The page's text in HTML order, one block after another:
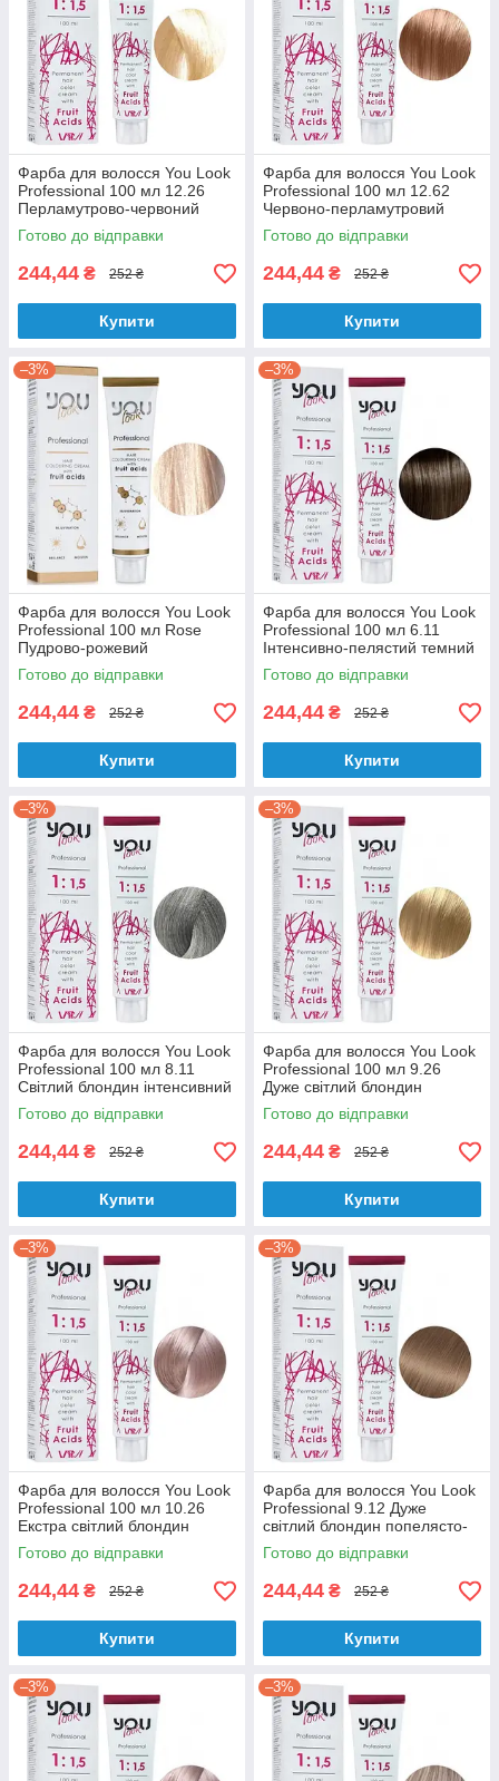
Фарба для волосся You Look
Professional 100 мл 12.26
Перламутрово-червоний
суперосвітлювальний
блондин
Готово до відправки
244,44 ₴ 252 ₴
Купити
Фарба для волосся You Look
Professional 100 мл 12.62
Червоно-перламутровий
суперосвітлювальний
блондин
Готово до відправки
244,44 ₴ 252 ₴
Купити
–3%
Фарба для волосся You Look
Professional 100 мл Rose
Пудрово-рожевий
Готово до відправки
244,44 ₴ 252 ₴
Купити
–3%
Фарба для волосся You Look
Professional 100 мл 6.11
Інтенсивно-пелястий темний
блодин
Готово до відправки
244,44 ₴ 252 ₴
Купити
–3%
Фарба для волосся You Look
Professional 100 мл 8.11
Світлий блондин інтенсивний
попелястий
Готово до відправки
244,44 ₴ 252 ₴
Купити
–3%
Фарба для волосся You Look
Professional 100 мл 9.26
Дуже світлий блондин
перламутрово-рожевий
Готово до відправки
244,44 ₴ 252 ₴
Купити
–3%
Фарба для волосся You Look
Professional 100 мл 10.26
Екстра світлий блондин
перламутрово-рожевий
Готово до відправки
244,44 ₴ 252 ₴
Купити
–3%
Фарба для волосся You Look
Professional 9.12 Дуже
світлий блондин попелясто-
перламутровий 100 мл
Готово до відправки
244,44 ₴ 252 ₴
Купити
–3% –3%